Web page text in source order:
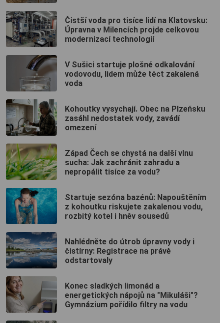
Čistší voda pro tisíce lidí na Klatovsku:
Úpravna v Milencích projde celkovou
modernizací technologií
V Sušici startuje plošné odkalování
vodovodu, lidem může téct zakalená
voda
Kohoutky vysychají. Obec na Plzeňsku
zasáhl nedostatek vody, zavádí
omezení
Západ Čech se chystá na další vlnu
sucha: Jak zachránit zahradu a
nepropálit tisíce za vodu?
Startuje sezóna bazénů: Napouštěním
z kohoutku riskujete zakalenou vodu,
rozbitý kotel i hněv sousedů
Nahlédněte do útrob úpravny vody i
čistírny: Registrace na právě
odstartovaly
Konec sladkých limonád a
energetických nápojů na "Mikuláši"?
Gymnázium pořídilo filtry na vodu